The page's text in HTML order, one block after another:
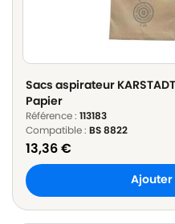
Sacs aspirateur
Papier
Référence : 113183
Compatible : BS 8822
13,36€
Ajouter